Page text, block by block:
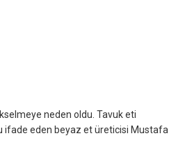
neden oldu. Tavuk eti
ifade eden beyaz et üreticisi Mustafa